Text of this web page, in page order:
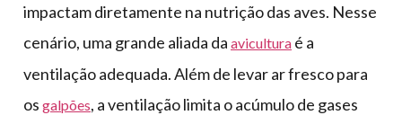
impactam diretamente na nutrição das aves. Nesse
cenário, uma grande aliada da avicultura é a
ventilação adequada. Além de levar ar fresco para
os galpões, a ventilação limita o acúmulo de gases